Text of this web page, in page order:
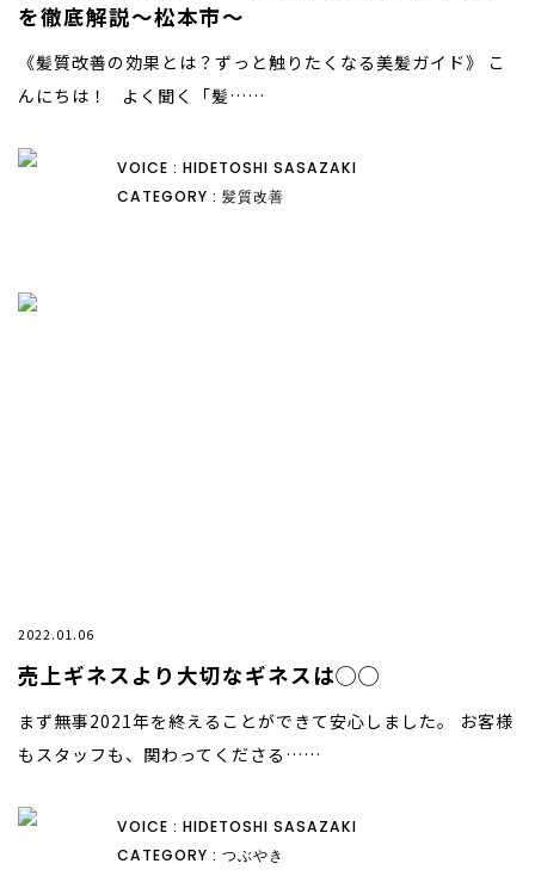
を徹底解説〜松本市〜
《髪質改善の効果とは？ずっと触りたくなる美髪ガイド》 こ
んにちは！ よく聞く「髪……
VOICE : HIDETOSHI SASAZAKI
CATEGORY : 髪質改善
2022.01.06
売上ギネスより大切なギネスは◯◯
まず無事2021年を終えることができて安心しました。 お客様
もスタッフも、関わってくださる……
VOICE : HIDETOSHI SASAZAKI
CATEGORY : つぶやき